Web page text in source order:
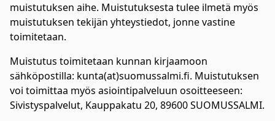
muistutuksen aihe. Muistutuksesta tulee ilmetä myös
muistutuksen tekijän yhteystiedot, jonne vastine
toimitetaan.
Muistutus toimitetaan kunnan kirjaamoon
sähköpostilla: kunta(at)suomussalmi.fi. Muistutuksen
voi toimittaa myös asiointipalveluun osoitteeseen:
Sivistyspalvelut, Kauppakatu 20, 89600 SUOMUSSALMI.